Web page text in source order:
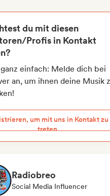
du mit diesen
Profis in Kontakt
ganz einfach: Melde dich bei
an, um ihnen deine Musik
um mit uns in Kontakt zu
treten
Radiobreo
Social Media Influencer